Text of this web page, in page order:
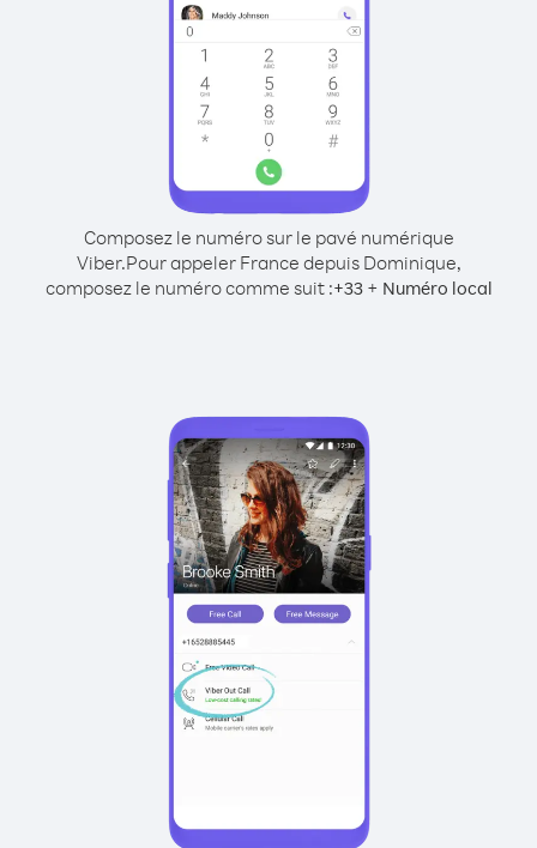
Composez le numéro sur le pavé numérique
Viber.Pour appeler France depuis Dominique,
composez le numéro comme suit :+33+ Numéro local